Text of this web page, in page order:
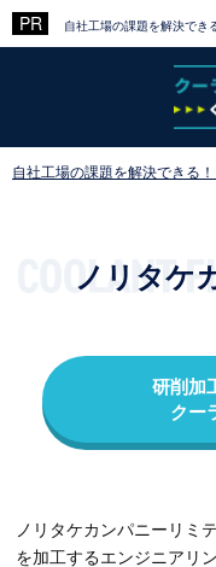
自社工場の課題を解決でき
自社工場の課題を解決できる
ノリタケ
研削加
クー
ノリタケカンパニーリミ
を加工するエンジニアリ